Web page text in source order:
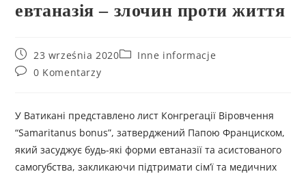
евтаназія – злочин проти життя
23 września 2020
Inne informacje
0 Komentarzy
У Ватикані представлено лист Конгрегації Віровчення
“Samaritanus bonus”, затверджений Папою Франциском,
який засуджує будь-які форми евтаназії та асистованого
самогубства, закликаючи підтримати сім’ї та медичних